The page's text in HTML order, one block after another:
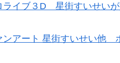
イブ３D 星街すいせいが
アート 星街すいせい他